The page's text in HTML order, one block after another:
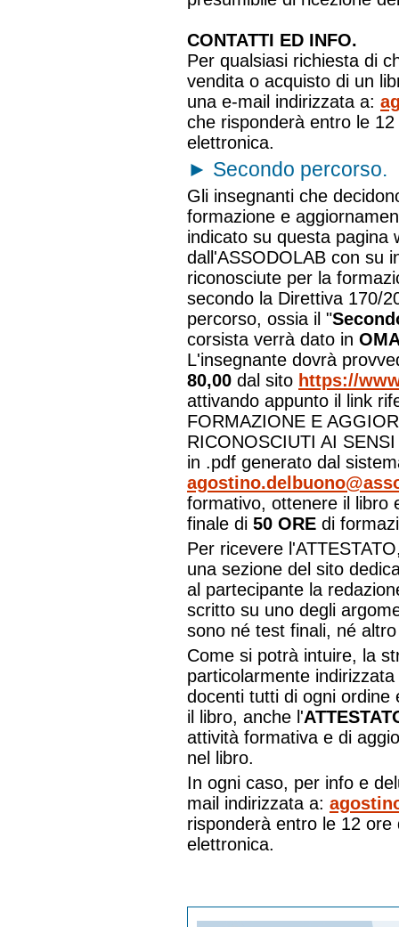
CONTATTI ED INFO.
Per qualsiasi richiesta di
vendita o acquisto di un
una e-mail indirizzata a:
che risponderà entro le
elettronica.
► Secondo percorso.
Gli insegnanti che
formazione e
indicato su questa pagina
dall'ASSODOLAB con su
riconosciute per la
secondo la Direttiva 170/
percorso, ossia il "
corsista verrà dato in
L'insegnante dovrà
80,00 dal sito https://
attivando appunto il link
FORMAZIONE E
RICONOSCIUTI AI
in .pdf generato dal
formativo, ottenere il libro
finale di 50 ORE di
Per ricevere
una sezione del sito
al partecipante la
scritto su uno degli
sono né test finali, né
Come si potrà intuire, la
particolarmente
docenti tutti di ogni ordine
il libro, anche l'
attività formativa e di
nel libro.
In ogni caso, per info e
mail indirizzata a:
risponderà entro le 12
elettronica.